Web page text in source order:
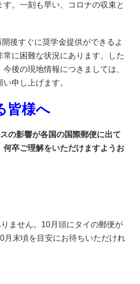
。一刻も早い、コロナの収束と
後すぐに奨学金提供ができるよ
に困難な状況にあります。した
今後の現地情報につきましては、
申し上げます。
皆様へ
の影響が各国の国際郵便に出て
卒ご理解をいただけますようお
ません。 10月頭にタイの郵便が
月末頃を目安にお待ちいただけれ